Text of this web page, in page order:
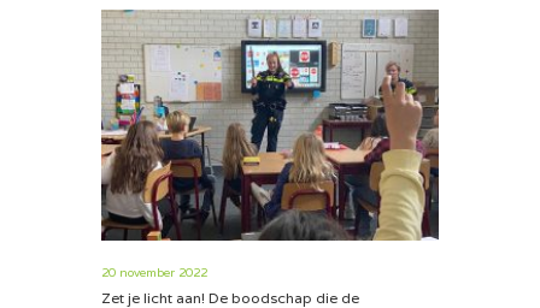
20 november 2022
Zet je licht aan! De boodschap die de